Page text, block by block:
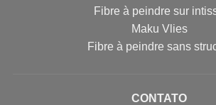
Fibre à peindre sur
Maku Vlies
Fibre à peindre sans
CONTATO